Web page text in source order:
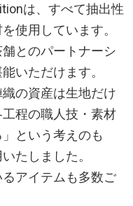
は、すべて抽出性
使用しています。
とのパートナーシ
いただけます。
の資産は生地だけ
程の職人技・素材
という考えのも
たしました。
アイテムも多数ご